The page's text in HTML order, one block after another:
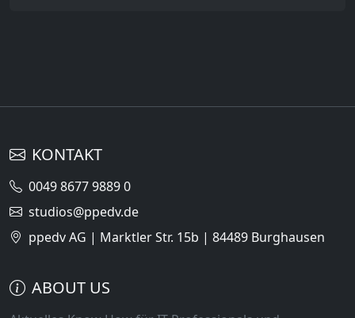
KONTAKT
0049 8677 9889 0
studios@ppedv.de
ppedv AG | Marktler Str. 15b | 84489 Burghausen
ABOUT US